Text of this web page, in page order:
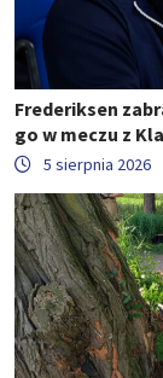
Frederiksen
go w meczu z
5 sierpnia 2026